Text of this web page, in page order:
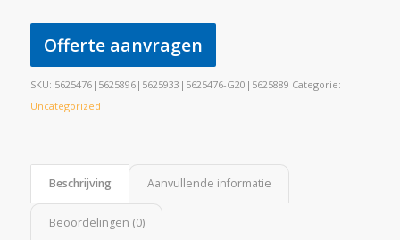
Offerte aanvragen
SKU: 5625476|5625896|5625933|5625476-G20|5625889 Categorie:
Uncategorized
Beschrijving Aanvullende informatie
Beoordelingen (0)